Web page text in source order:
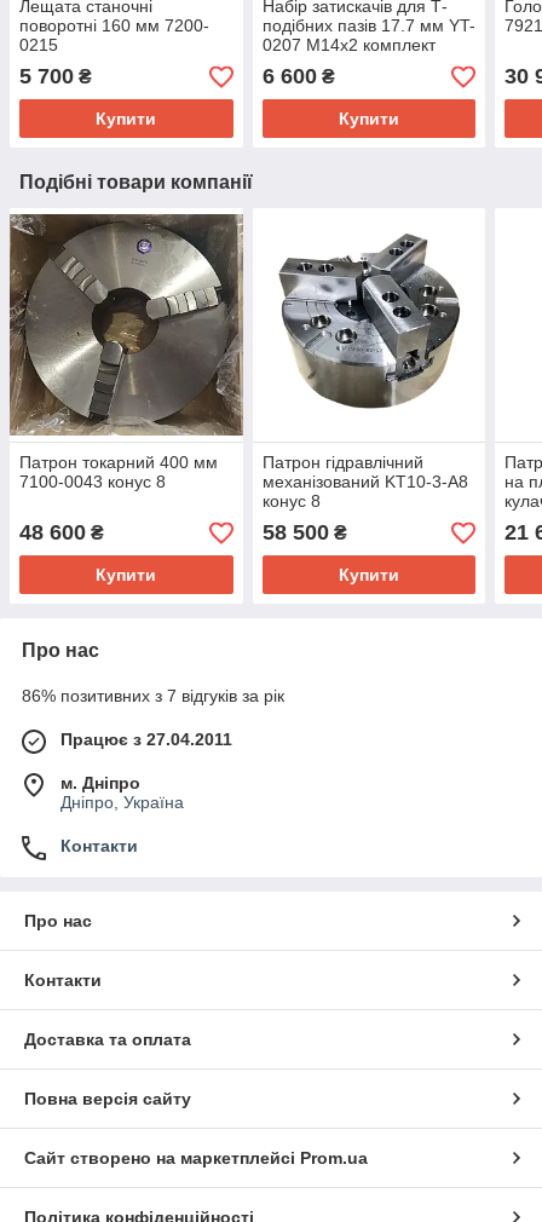
Лещата станочні
поворотні 160 мм 7200-
0215
5 700 ₴
Купити
Набір затискачів для Т-
подібних пазів 17.7 мм YT-
0207 М14х2 комплект
прихватів для верстатів
6 600₴
Купити
30
Подібні товари компанії
Патрон токарний 400 мм
7100-0043 конус 8
48 600 ₴
Купити
Патрон гідравлічний
механізований KT10-3-A8
конус 8
58 500₴
Купити
на
21
Про нас
86% позитивних з 7 відгуків за рік
Працює з 27.04.2011
м. Дніпро
Дніпро, Україна
Контакти
Про нас
Контакти
Доставка та оплата
Повна версія сайту
Сайт створено на маркетплейсі Prom.ua
Політика конфіденційності